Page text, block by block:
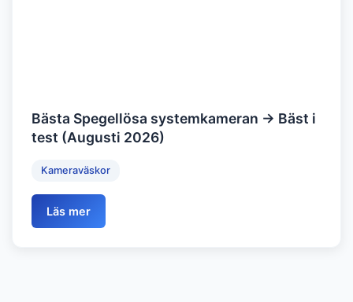
Bästa Spegellösa systemkameran → Bäst i
test (Augusti 2026)
Kameraväskor
Läs mer